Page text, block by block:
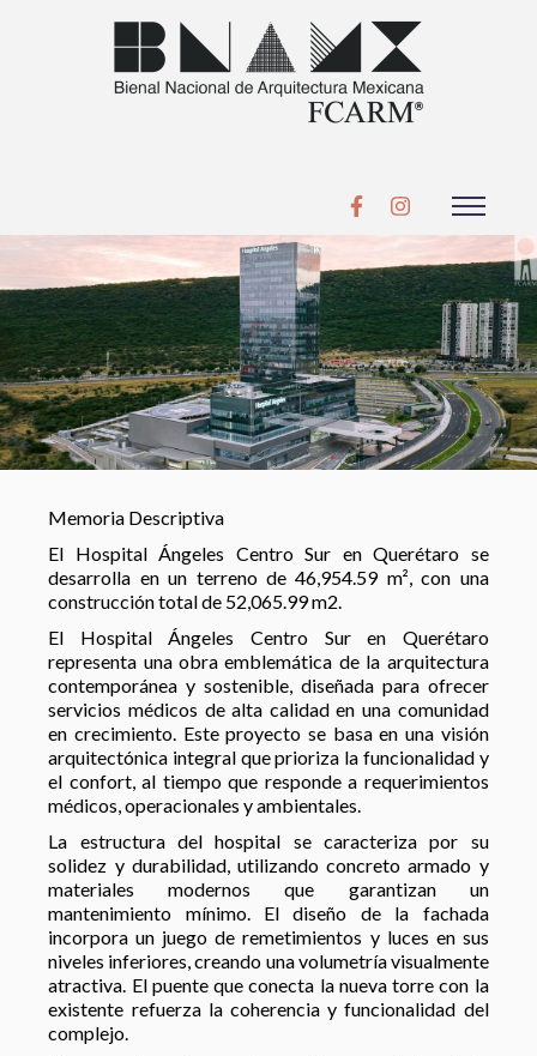
Memoria Descriptiva
El Hospital Ángeles Centro Sur en Querétaro se
desarrolla en un terreno de 46,954.59 m², con una
construcción total de 52,065.99 m2.
El Hospital Ángeles Centro Sur en Querétaro
representa una obra emblemática de la arquitectura
contemporánea y sostenible, diseñada para ofrecer
servicios médicos de alta calidad en una comunidad
en crecimiento. Este proyecto se basa en una visión
arquitectónica integral que prioriza la funcionalidad y
el confort, al tiempo que responde a requerimientos
médicos, operacionales y ambientales.
La estructura del hospital se caracteriza por su
solidez y durabilidad, utilizando concreto armado y
materiales modernos que garantizan un
mantenimiento mínimo. El diseño de la fachada
incorpora un juego de remetimientos y luces en sus
niveles inferiores, creando una volumetría visualmente
atractiva. El puente que conecta la nueva torre con la
existente refuerza la coherencia y funcionalidad del
complejo.